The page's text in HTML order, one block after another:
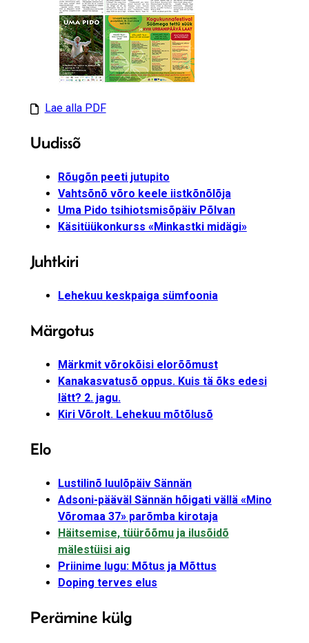
Lae alla PDF
Uudissõ
Rõugõn peeti jutupito
Vahtsõnõ võro keele iistkõnõlõja
Uma Pido tsihiotsmisõpäiv Põlvan
Käsitüükonkurss «Minkastki midägi»
Juhtkiri
Lehekuu keskpaiga sümfoonia
Märgotus
Märkmit võrokõisi elorõõmust
Kanakasvatusõ oppus. Kuis tä õks edesi
lätt? 2. jagu.
Kiri Võrolt. Lehekuu mõtõlusõ
Elo
Lustilinõ luulõpäiv Sännän
Adsoni-pääväl Sännän hõigati vällä «Mino
Võromaa 37» parõmba kirotaja
Häitsemise, tüürõõmu ja ilusõidõ
mälestüisi aig
Priinime lugu: Mõtus ja Mõttus
Doping terves elus
Perämine külg